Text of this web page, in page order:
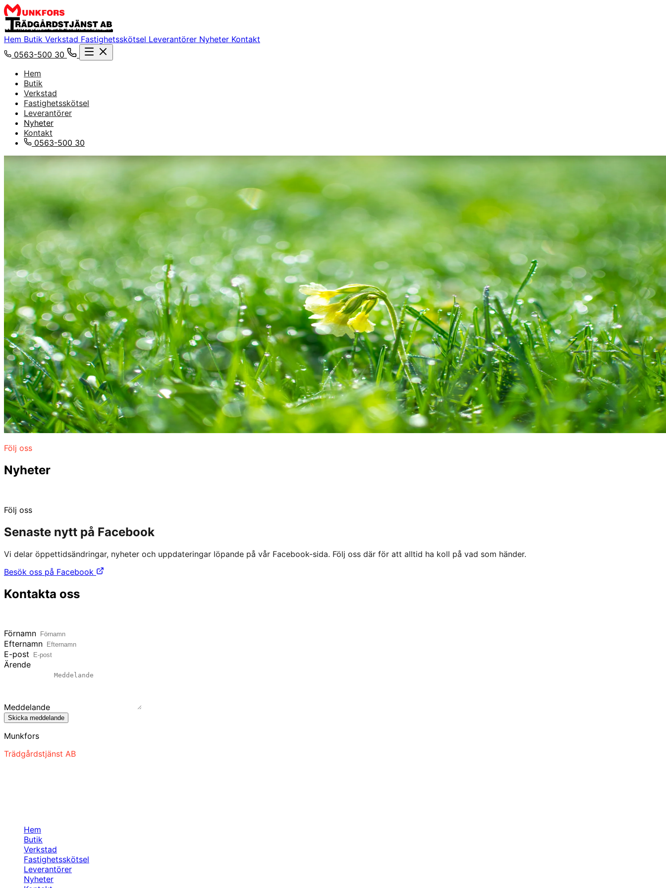
Hem Butik Verkstad Fastighetsskötsel Leverantörer Nyheter Kontakt
0563-500 30
Hem
Butik
Verkstad
Fastighetsskötsel
Leverantörer
Nyheter
Kontakt
0563-500 30
Följ oss
Nyheter
Följ oss
Senaste nytt på Facebook
Vi delar öppettidsändringar, nyheter och uppdateringar löpande på vår Facebook-sida. Följ oss där för att alltid ha koll på vad som händer.
Besök oss på Facebook
Kontakta oss
Förnamn
Efternamn
E-post
Ärende
Meddelande
Skicka meddelande
Munkfors
Trädgårdstjänst AB
Hem
Butik
Verkstad
Fastighetsskötsel
Leverantörer
Nyheter